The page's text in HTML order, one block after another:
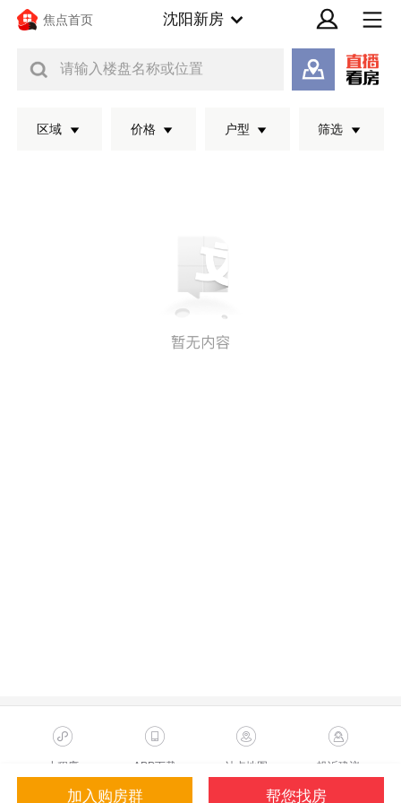
焦点首页 沈阳新房
请输入楼盘名称或位置
区域 价格 户型 筛选
加入购房群 帮您找房
小程序 APP下载 站点地图 投诉建议